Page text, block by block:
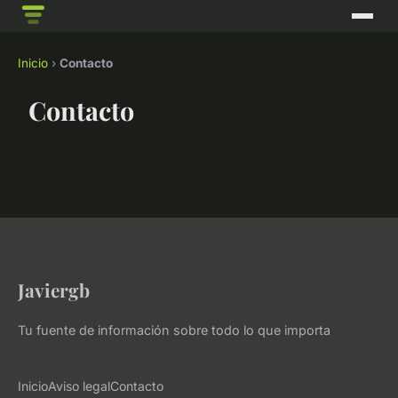
Inicio › Contacto
Contacto
Javiergb
Tu fuente de información sobre todo lo que importa
InicioAviso legalContacto